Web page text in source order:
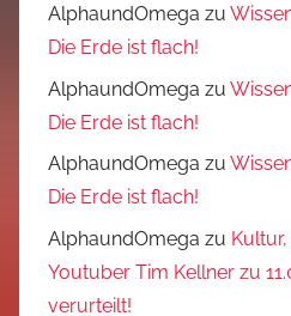
AlphaundOmega zu
Die Erde ist flach!
AlphaundOmega zu
Die Erde ist flach!
AlphaundOmega zu
Die Erde ist flach!
AlphaundOmega zu
Youtuber Tim Kellner zu
verurteilt!